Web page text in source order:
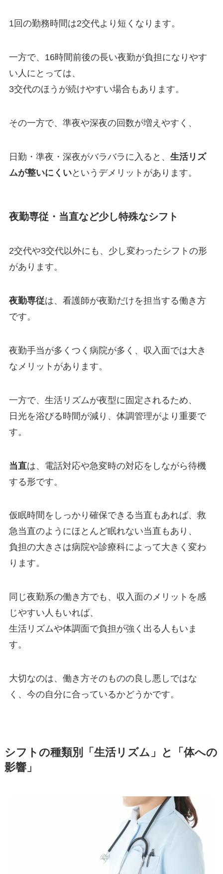
1回の勤務時間は2交代より短くなります。
一方で、16時間前後の長い夜勤が負担になりやす
い人にとっては、
3交代のほうが続けやすい場合もあります。
その一方で、準夜や深夜の回数が増えやすく、
日勤・準夜・深夜がバラバラに入ると、 生活リズ
ムが整いにくいというデメリットがあります。
夜勤専従・当直など少し特殊なシフト
2交代や3交代以外にも、少し変わったシフトの形
があります。
夜勤専従は、看護師が夜勤だけを担当する働き方
です。
夜勤手当が多くつく病院が多く、収入面では大き
なメリットがあります。
一方で、生活リズムが夜型に固定されるため、
日光を浴びる時間が減り、体調管理がより重要で
す。
当直は、電話対応や急変時の対応をしながら待機
する形です。
仮眠時間をしっかり確保できる当直もあれば、救
急当直のようにほとんど眠れない当直もあり、
負担の大きさは病院や診療科によって大きく変わ
ります。
同じ夜勤系の働き方でも、収入面のメリットを感
じやすい人もいれば、
生活リズムや体調面で負担が強く出る人もいま
す。
大切なのは、働き方そのものの良し悪しではな
く、今の自分に合っているかどうかです。
シフトの種類別「生活リズム」と「体への
影響」